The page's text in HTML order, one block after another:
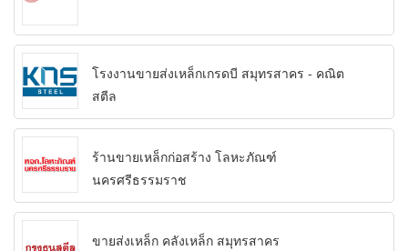
โรงงานขายส่งเหล็กเกรดบี สมุทรสาคร - คณิต
สตีล
ร้านขายเหล็กก่อสร้าง โลหะภัณฑ์
นครศรีธรรมราช
ขายส่งเหล็ก คลังเหล็ก สมุทรสาคร